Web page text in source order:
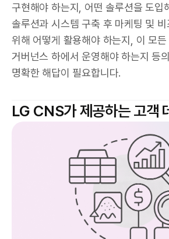
구현해야 하는지, 어떤 솔루션을 도입
솔루션과 시스템 구축 후 마케팅 및
위해 어떻게 활용해야 하는지, 이 모
거버넌스 하에서 운영해야 하는지 등
명확한 해답이 필요합니다.
LG CNS가 제공하는 고객